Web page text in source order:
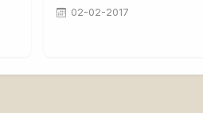
02-02-2017